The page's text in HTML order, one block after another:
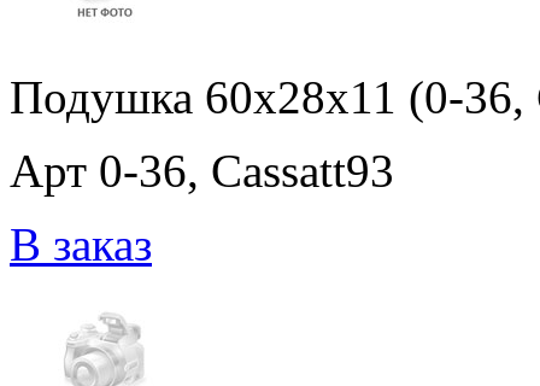
Подушка 60x28x11 (0-36,
Арт 0-36, Cassatt93
В заказ